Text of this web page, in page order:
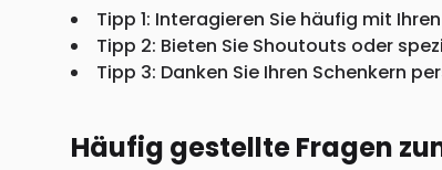
Tipp 1: Interagieren Sie häufig mit
Tipp 2: Bieten Sie Shoutouts oder
Tipp 3: Danken Sie Ihren Schenkern
Häufig gestellte Fragen